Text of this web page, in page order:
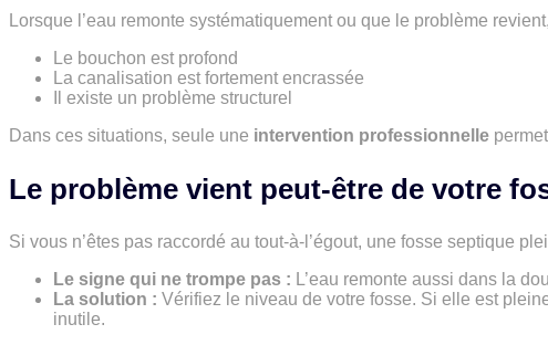
Lorsque l’eau remonte systématiquement ou que le problème
Le bouchon est profond
La canalisation est fortement encrassée
Il existe un problème structurel
Dans ces situations, seule une intervention professionnelle
Le problème vient peut-être de votre
Si vous n’êtes pas raccordé au tout-à-l’égout, une fosse septique
Le signe qui ne trompe pas : L’eau remonte aussi dans la
La solution : Vérifiez le niveau de votre fosse. Si elle est
inutile.